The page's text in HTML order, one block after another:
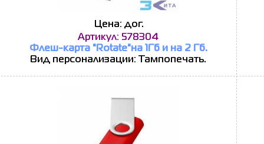
Цена: дог.
Артикул: 578304
Флеш-карта "Rotate"на 1Гб и на 2 Гб.
Вид персонализации: Тампопечать.